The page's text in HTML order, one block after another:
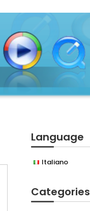
Language
Italiano
Categories